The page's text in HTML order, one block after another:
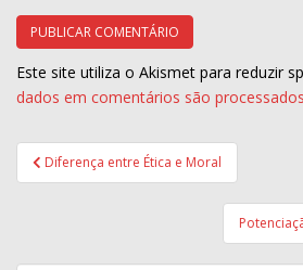
Este site utiliza o Akismet para reduzir
dados em comentários são processados
Navegação
de
Diferença entre Ética e Moral